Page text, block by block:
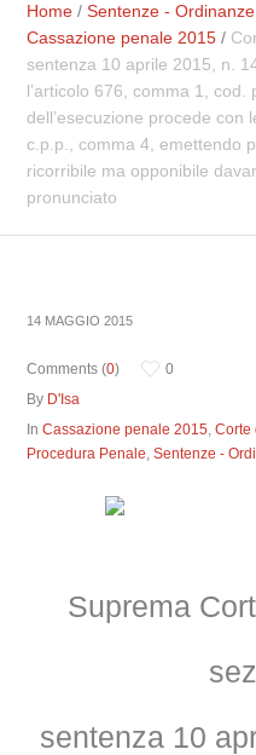
Home /Sentenze - Ordinanze
Cassazione penale 2015 /
sentenza 10 aprile 2015, n.
l’articolo 676, comma 1,
dell’esecuzione procede con
c.p.p., comma 4, emettendo
ricorribile ma opponibile
pronunciato
14 MAGGIO 2015
Comments (0)
0
By D'Isa
InCassazione penale 2015,Corte
Procedura Penale,Sentenze -
Suprema
sentenza 10